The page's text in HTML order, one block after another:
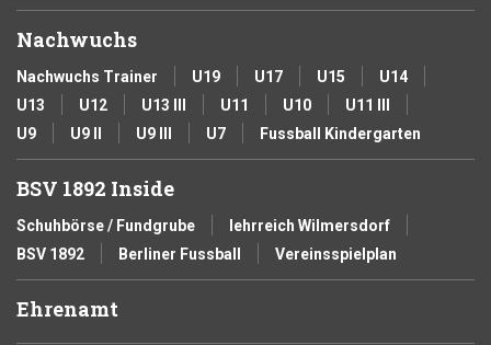
Nachwuchs
Nachwuchs Trainer U19 U17 U15
U14
U13
U12 U13 III U11 U10
U11 III
U9
U9 II U9 III U7 Fussball Kindergarten
BSV 1892 Inside
Schuhbörse / Fundgrube
lehrreich Wilmersdorf
BSV 1892
Berliner Fussball Vereinsspielplan
Ehrenamt